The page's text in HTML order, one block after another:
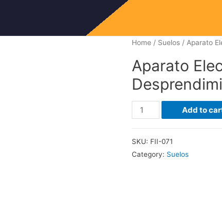
Home / Suelos / Aparato
Aparato
Aparato
Electrico
Add to
SKU: FII-071
Category: Suelos